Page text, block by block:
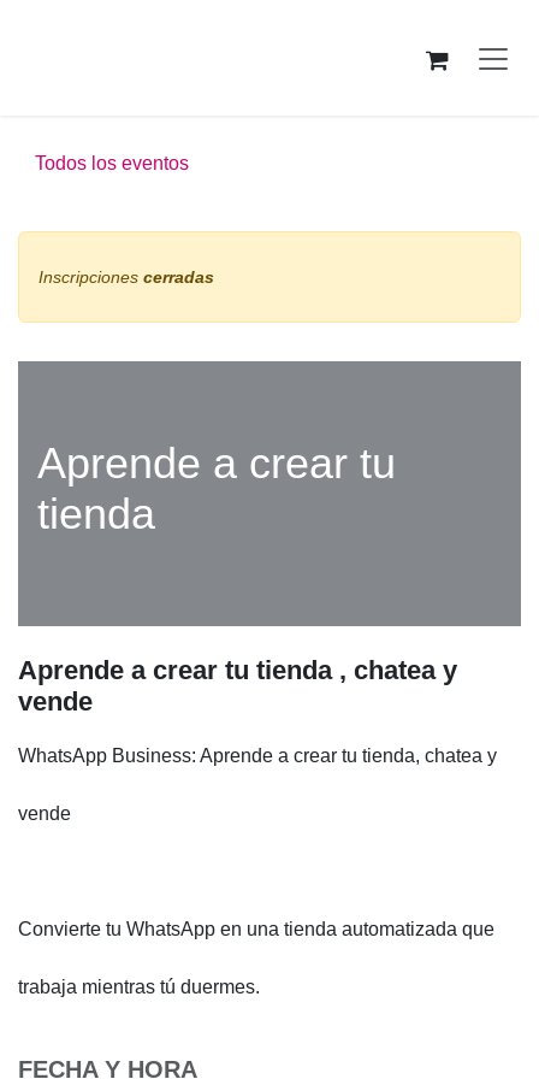
Todos los eventos
Inscripciones cerradas
Aprende a crear tu
tienda
Aprende a crear tu tienda , chatea y
vende
WhatsApp Business: Aprende a crear tu tienda, chatea y
vende
Convierte tu WhatsApp en una tienda automatizada que
trabaja mientras tú duermes.
FECHA Y HORA